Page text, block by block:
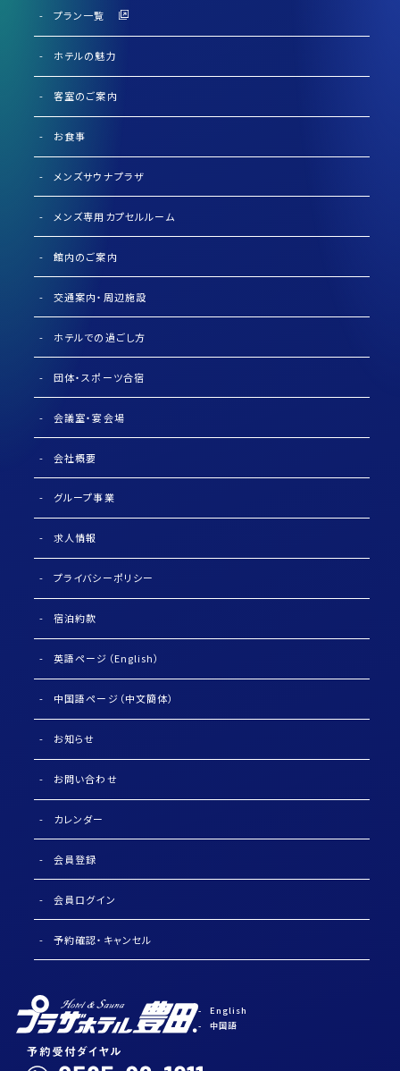
English
中国語
プラン一覧
ホテルの魅力
客室のご案内
お食事
メンズサウナプラザ
メンズ専用カプセルルーム
館内のご案内
交通案内・周辺施設
ホテルでの過ごし方
団体・スポーツ合宿
会議室・宴会場
会社概要
グループ事業
求人情報
プライバシーポリシー
宿泊約款
英語ページ（English）
中国語ページ（中文簡体）
お知らせ
お問い合わせ
カレンダー
会員登録
会員ログイン
予約確認・キャンセル